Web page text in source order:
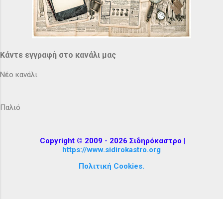
Κάντε εγγραφή στο κανάλι μας
Νέο κανάλι
Παλιό
Copyright © 2009 - 2026 Σιδηρόκαστρο |
https://www.sidirokastro.org
Πολιτική Cookies.